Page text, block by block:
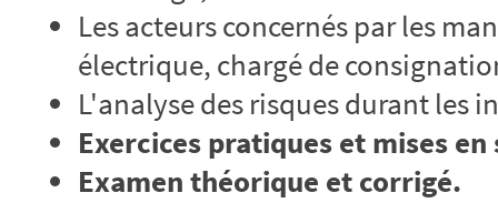
Les acteurs concernés par les
électrique, chargé de
L'analyse des risques durant les
Exercices pratiques et mises
Examen théorique et corrigé.